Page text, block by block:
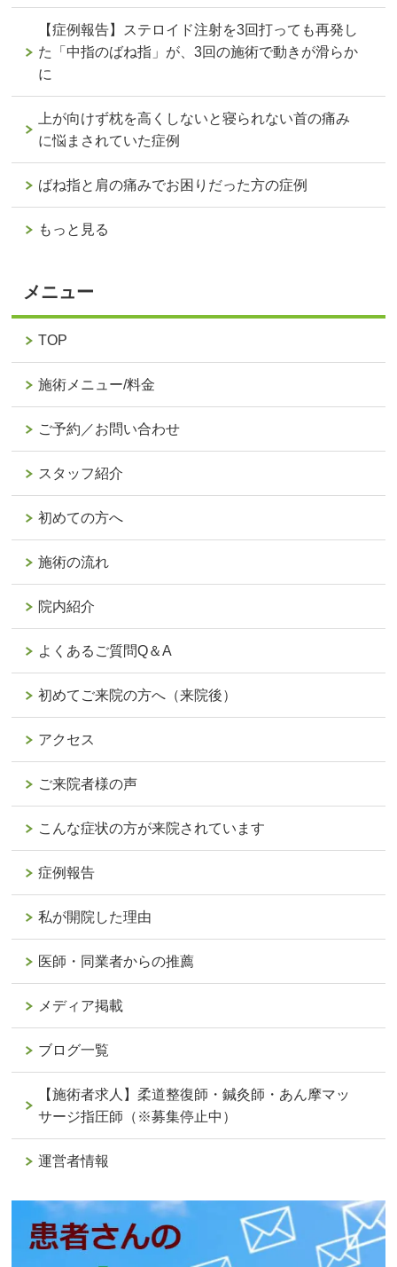
【症例報告】ステロイド注射を3回打っても再発し
た「中指のばね指」が、3回の施術で動きが滑らか
に
上が向けず枕を高くしないと寝られない首の痛み
に悩まされていた症例
ばね指と肩の痛みでお困りだった方の症例
もっと見る
メニュー
TOP
施術メニュー/料金
ご予約／お問い合わせ
スタッフ紹介
初めての方へ
施術の流れ
院内紹介
よくあるご質問Q＆A
初めてご来院の方へ（来院後）
アクセス
ご来院者様の声
こんな症状の方が来院されています
症例報告
私が開院した理由
医師・同業者からの推薦
メディア掲載
ブログ一覧
【施術者求人】柔道整復師・鍼灸師・あん摩マッ
サージ指圧師（※募集停止中）
運営者情報